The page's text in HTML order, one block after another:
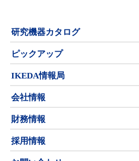
研究機器カタログ
ピックアップ
IKEDA情報局
会社情報
財務情報
採用情報